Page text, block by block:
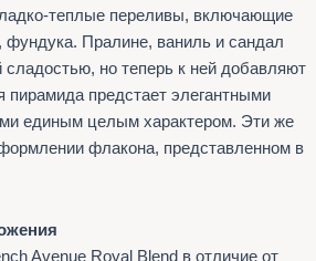
теплые переливы, включающие
фундука. Пралине, ваниль и сандал
но теперь к ней добавляют
пирамида предстает элегантными
единым целым характером. Эти же
флакона, представленном в
Avenue Royal Blend в отличие от